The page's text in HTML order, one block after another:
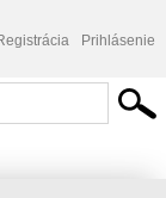
Prihlásenie